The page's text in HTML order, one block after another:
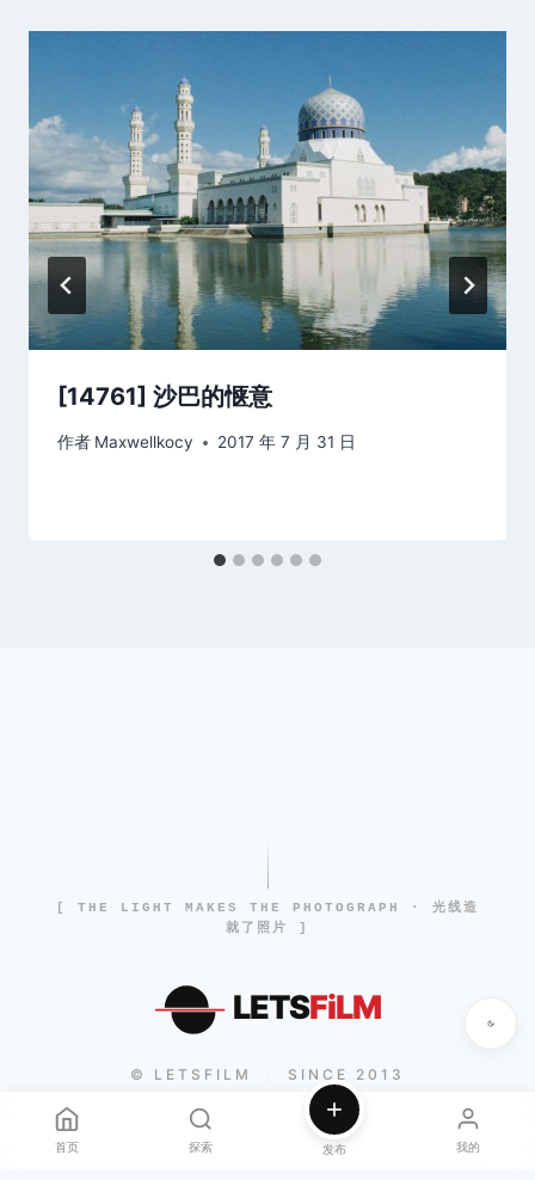
[14761] 沙巴的惬意
作者 Maxwellkocy 2017 年 7 月 31 日
[ THE LIGHT MAKES THE PHOTOGRAPH · 光线造
就了照片 ]
LETSFiLM
© LETSFILM SINCE 2013
首页 探索 发布 我的